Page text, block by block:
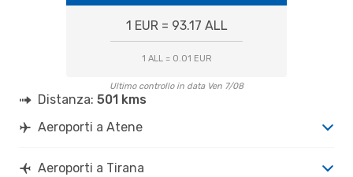
1 EUR = 93.17 ALL
1 ALL = 0.01 EUR
Ultimo controllo in data Ven 7/08
Distanza: 501 kms
Aeroporti a Atene
Aeroporti a Tirana